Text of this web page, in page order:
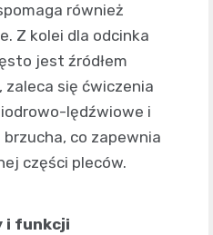
również
Z kolei dla odcinka
jest źródłem
się ćwiczenia
lędźwiowe i
co zapewnia
części pleców.
i funkcji